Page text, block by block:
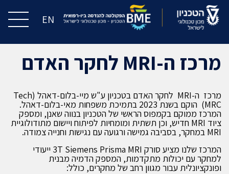
EN
מרכז ה-MRI לחקר האדם
מרכז ה-MRI לחקר האדם בטכניון ע"ש מיי-בלום-דאהל (Tech
MRC) הוקם בשנת 2023 בתמיכת משפחות מאי-בלום-דאהל.
המרכז ממוקם בקמפוס הראשי של הטכניון בנווה שאנן, ומספק
ציוד MRI חדיש, וכן תשתית ומומחיות לפיתוח ויישום מתודולוגיית
MRI במחקר, בסביבה גמישה ורגועה עם נגישות וחנייה צמודה.
המרכז שלנו מציע סורק 3T Siemens Prisma MRI ייעודי
למחקר עם יכולות מתקדמות, המספק הדמיה מבנית
ופונקציונלית עבור מגוון רחב של מחקרים, כולל: